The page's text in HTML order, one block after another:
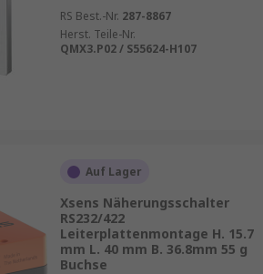
RS Best.-Nr. 287-8867
Herst. Teile-Nr.
QMX3.P02 / S55624-H107
Auf Lager
Xsens Näherungsschalter
RS232/422
Leiterplattenmontage H. 15.7
mm L. 40 mm B. 36.8mm 55 g
Buchse